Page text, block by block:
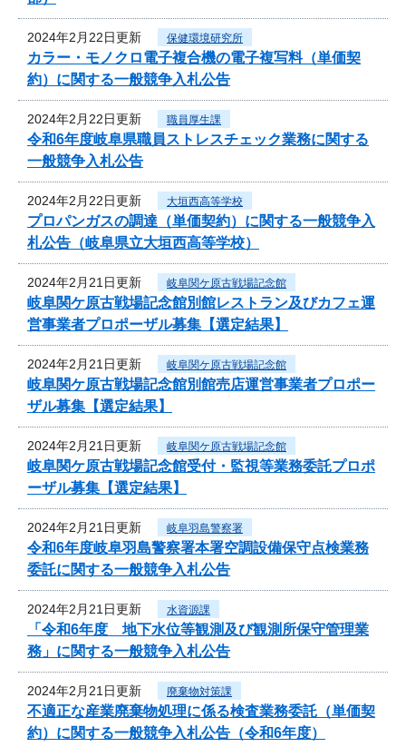
2024年2月22日更新 保健環境研究所
カラー・モノクロ電子複合機の電子複写料（単価契
約）に関する一般競争入札公告
2024年2月22日更新 職員厚生課
令和6年度岐阜県職員ストレスチェック業務に関する
一般競争入札公告
2024年2月22日更新 大垣西高等学校
プロパンガスの調達（単価契約）に関する一般競争入
札公告（岐阜県立大垣西高等学校）
2024年2月21日更新 岐阜関ケ原古戦場記念館
岐阜関ケ原古戦場記念館別館レストラン及びカフェ運
営事業者プロポーザル募集【選定結果】
2024年2月21日更新 岐阜関ケ原古戦場記念館
岐阜関ケ原古戦場記念館別館売店運営事業者プロポー
ザル募集【選定結果】
2024年2月21日更新 岐阜関ケ原古戦場記念館
岐阜関ケ原古戦場記念館受付・監視等業務委託プロポ
ーザル募集【選定結果】
2024年2月21日更新 岐阜羽島警察署
令和6年度岐阜羽島警察署本署空調設備保守点検業務
委託に関する一般競争入札公告
2024年2月21日更新 水資源課
「令和6年度 地下水位等観測及び観測所保守管理業
務」に関する一般競争入札公告
2024年2月21日更新 廃棄物対策課
不適正な産業廃棄物処理に係る検査業務委託（単価契
約）に関する一般競争入札公告（令和6年度）